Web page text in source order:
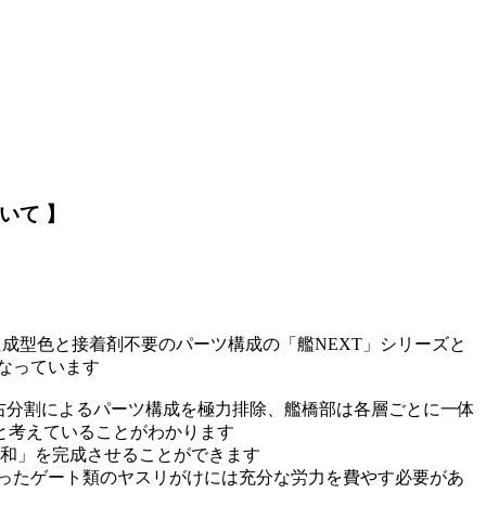
て 】
型色と接着剤不要のパーツ構成の「艦NEXT」シリーズと
っています
割によるパーツ構成を極力排除、艦橋部は各層ごとに一体
えていることがわかります
」を完成させることができます
ゲート類のヤスリがけには充分な労力を費やす必要があ